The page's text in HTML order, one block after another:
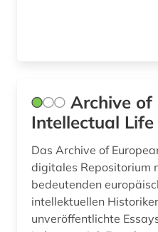
law (1)
legislation (1)
liechtenstein (1)
literatur (3)
Archive of
Intellectual Life
Das Archive of
digitales Repositorium
bedeutenden
intellektuellen
unveröffentlichte